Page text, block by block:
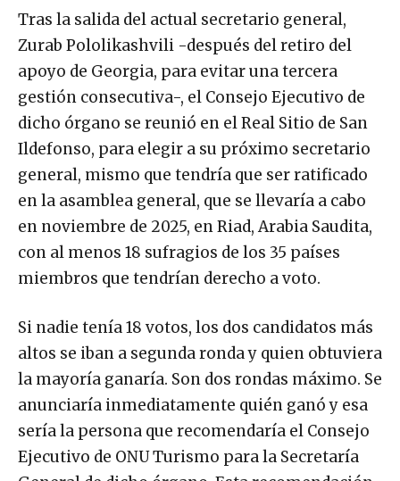
Tras la salida del actual secretario general,
Zurab Pololikashvili -después del retiro del
apoyo de Georgia, para evitar una tercera
gestión consecutiva-, el Consejo Ejecutivo de
dicho órgano se reunió en el Real Sitio de San
Ildefonso, para elegir a su próximo secretario
general, mismo que tendría que ser ratificado
en la asamblea general, que se llevaría a cabo
en noviembre de 2025, en Riad, Arabia Saudita,
con al menos 18 sufragios de los 35 países
miembros que tendrían derecho a voto.
Si nadie tenía 18 votos, los dos candidatos más
altos se iban a segunda ronda y quien obtuviera
la mayoría ganaría. Son dos rondas máximo. Se
anunciaría inmediatamente quién ganó y esa
sería la persona que recomendaría el Consejo
Ejecutivo de ONU Turismo para la Secretaría